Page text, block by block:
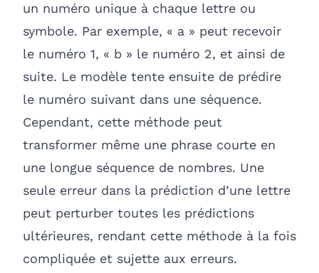
un numéro unique à chaque lettre ou
symbole. Par exemple, « a » peut recevoir
le numéro 1, « b » le numéro 2, et ainsi de
suite. Le modèle tente ensuite de prédire
le numéro suivant dans une séquence.
Cependant, cette méthode peut
transformer même une phrase courte en
une longue séquence de nombres. Une
seule erreur dans la prédiction d’une lettre
peut perturber toutes les prédictions
ultérieures, rendant cette méthode à la fois
compliquée et sujette aux erreurs.